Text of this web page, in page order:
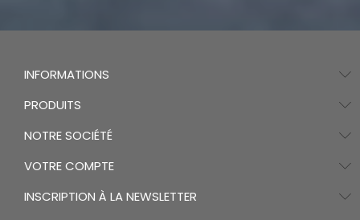
INFORMATIONS
PRODUITS
NOTRE SOCIÉTÉ
VOTRE COMPTE
INSCRIPTION À LA NEWSLETTER